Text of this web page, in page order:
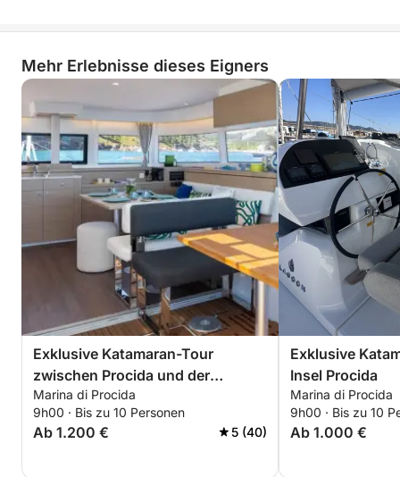
Mehr Erlebnisse dieses Eigners
Exklusive Katamaran-Tour
zwischen Procida und der
Unterwasserbucht
Marina di Procida
9h00 · Bis zu 10 Personen
Ab 1.200 € 5 (40)
Exklusive
Insel Procida
Marina di Procida
9h00 · Bis zu 10
Ab 1.000 €